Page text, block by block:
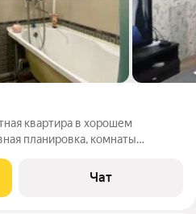
квартира в хорошем
планировка, комнаты
совмещенный (кафель),
Чат